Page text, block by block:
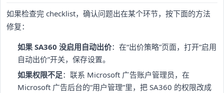
如果检查完 checklist，确认问题出在某个环节，按下面的方法
修复：
如果 SA360 没启用自动出价：在“出价策略”页面，打开“启用
自动出价”开关，保存设置。
如果权限不足：联系 Microsoft 广告账户管理员，在
Microsoft 广告后台的“用户管理”里，把 SA360 的权限改成